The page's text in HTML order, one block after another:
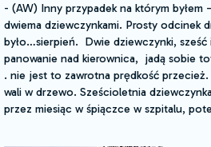
- (AW) Inny przypadek na którym byłem
dwiema dziewczynkami. Prosty odcinek
było…sierpień. Dwie dziewczynki, sześć
panowanie nad kierownica, jadą sobie
. nie jest to zawrotna prędkość
wali w drzewo. Sześcioletnia
przez miesiąc w śpiączce w szpitalu,